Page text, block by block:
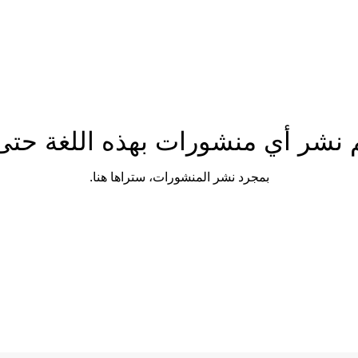
نشر أي منشورات بهذه اللغة
بمجرد نشر المنشورات، ستراها هنا.